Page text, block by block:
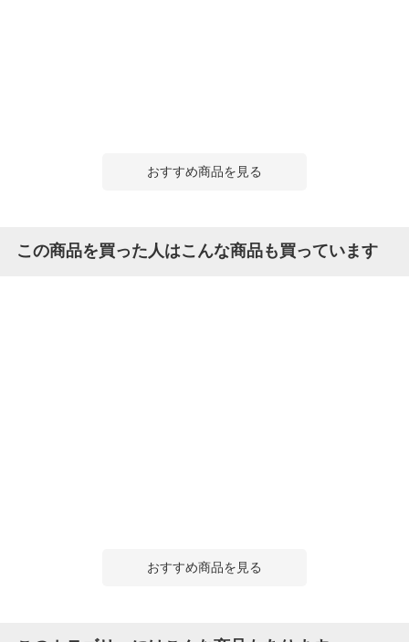
おすすめ商品を見る
この商品を買った人はこんな商品も買っています
おすすめ商品を見る